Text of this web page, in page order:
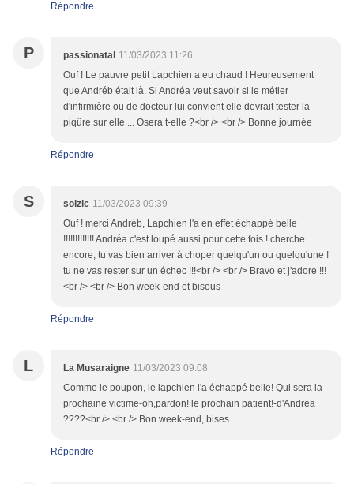
Répondre
P passionatal 11/03/2023 11:26
Ouf ! Le pauvre petit Lapchien a eu chaud ! Heureusement
que Andréb était là. Si Andréa veut savoir si le métier
d'infirmière ou de docteur lui convient elle devrait tester la
piqûre sur elle ... Osera t-elle ?<br /> <br /> Bonne journée
Répondre
S soizic 11/03/2023 09:39
Ouf ! merci Andréb, Lapchien l'a en effet échappé belle
!!!!!!!!!!!!! Andréa c'est loupé aussi pour cette fois ! cherche
encore, tu vas bien arriver à choper quelqu'un ou quelqu'une !
tu ne vas rester sur un échec !!!<br /> <br /> Bravo et j'adore !!!
<br /> <br /> Bon week-end et bisous
Répondre
L La Musaraigne 11/03/2023 09:08
Comme le poupon, le lapchien l'a échappé belle! Qui sera la
prochaine victime-oh,pardon! le prochain patient!-d'Andrea
????<br /> <br /> Bon week-end, bises
Répondre